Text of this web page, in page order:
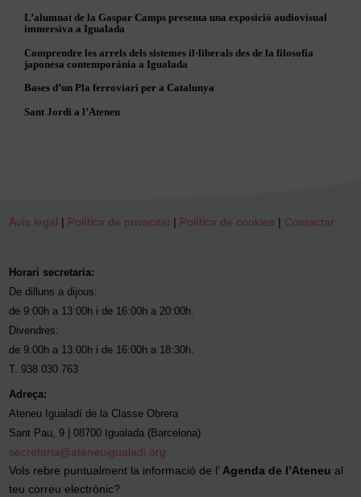
L’alumnat de la Gaspar Camps presenta una exposició audiovisual
immersiva a Igualada
Comprendre les arrels dels sistemes il·liberals des de la filosofia
japonesa contemporània a Igualada
Bases d’un Pla ferroviari per a Catalunya
Sant Jordi a l’Ateneu
Avís legal | Política de privacitat | Política de cookies | Contactar
Horari secretaria:
De dilluns a dijous:
de 9:00h a 13:00h i de 16:00h a 20:00h.
Divendres:
de 9:00h a 13:00h i de 16:00h a 18:30h.
T. 938 030 763
Adreça:
Ateneu Igualadí de la Classe Obrera
Sant Pau, 9 | 08700 Igualada (Barcelona)
secretaria@ateneuigualadi.org
Vols rebre puntualment la informació de l’Agenda de l’Ateneu al
teu correu electrònic?